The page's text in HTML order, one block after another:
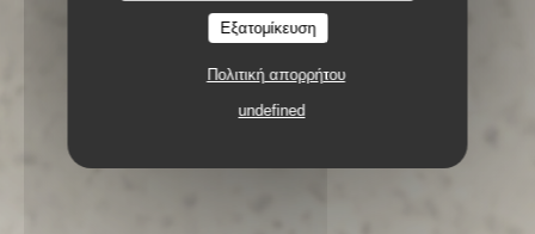
Εξατομίκευση
Πολιτική απορρήτου
undefined